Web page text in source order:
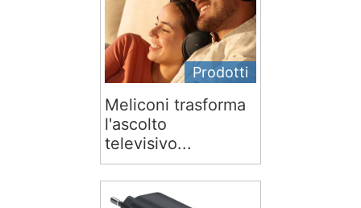
Prodotti
Meliconi trasforma
l'ascolto
televisivo...